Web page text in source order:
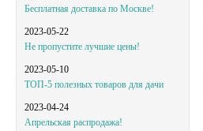
Бесплатная доставка по Москве!
2023-05-22
Не пропустите лучшие цены!
2023-05-10
ТОП-5 полезных товаров для дачи
2023-04-24
Апрельская распродажа!